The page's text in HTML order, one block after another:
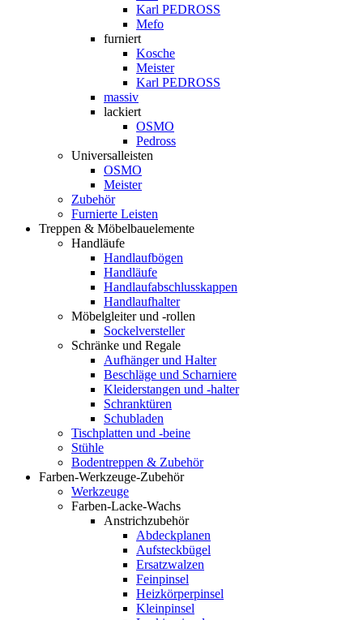
Karl PEDROSS
Mefo
furniert
Kosche
Meister
Karl PEDROSS
massiv
lackiert
OSMO
Pedross
Universalleisten
OSMO
Meister
Zubehör
Furnierte Leisten
Treppen & Möbelbauelemente
Handläufe
Handlaufbögen
Handläufe
Handlaufabschlusskappen
Handlaufhalter
Möbelgleiter und -rollen
Sockelversteller
Schränke und Regale
Aufhänger und Halter
Beschläge und Scharniere
Kleiderstangen und -halter
Schranktüren
Schubladen
Tischplatten und -beine
Stühle
Bodentreppen & Zubehör
Farben-Werkzeuge-Zubehör
Werkzeuge
Farben-Lacke-Wachs
Anstrichzubehör
Abdeckplanen
Aufsteckbügel
Ersatzwalzen
Feinpinsel
Heizkörperpinsel
Kleinpinsel